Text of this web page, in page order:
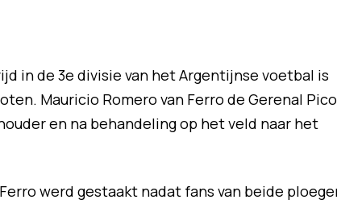
in de 3e divisie van het Argentijnse voetbal is
Mauricio Romero van Ferro de Gerenal Pico
en na behandeling op het veld naar het
werd gestaakt nadat fans van beide